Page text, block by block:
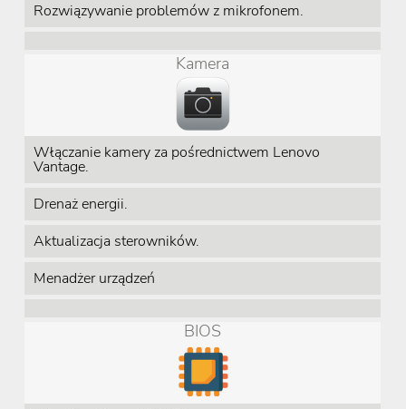
Rozwiązywanie problemów z mikrofonem.
Kamera
Włączanie kamery za pośrednictwem Lenovo
Vantage.
Drenaż energii.
Aktualizacja sterowników.
Menadżer urządzeń
BIOS